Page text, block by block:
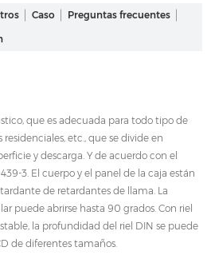
Caso
Preguntas frecuentes
que es adecuada para todo tipo de
residenciales, etc., que se divide en
y descarga. Y de acuerdo con el
3. El cuerpo y el panel de la caja están
de retardantes de llama. La
puede abrirse hasta 90 grados. Con riel
la profundidad del riel DIN se puede
de diferentes tamaños.